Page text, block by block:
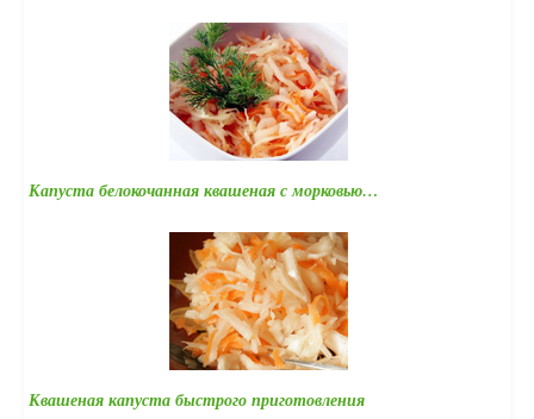
Капуста белокочанная квашеная с морковью…
Квашеная капуста быстрого приготовления